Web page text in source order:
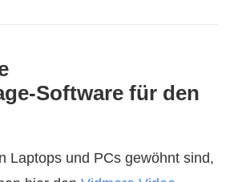
für den
Laptops und PCs gewöhnt sind,